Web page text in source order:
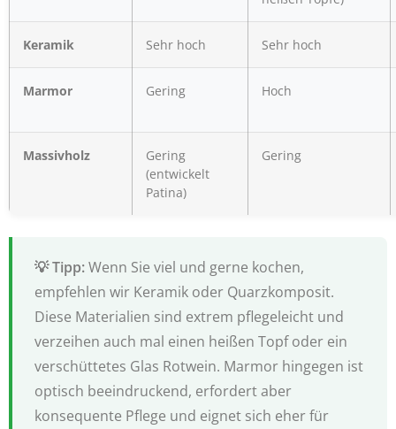
Keramik Sehr hoch Sehr hoch
Marmor Gering Hoch
Massivholz
Gering
(entwickelt
Patina)
Gering
Wenn Sie viel und gerne kochen,
empfehlen wir Keramik oder Quarzkomposit.
Diese Materialien sind extrem pflegeleicht und
verzeihen auch mal einen heißen Topf oder ein
verschüttetes Glas Rotwein. Marmor hingegen ist
optisch beeindruckend, erfordert aber
konsequente Pflege und eignet sich eher für